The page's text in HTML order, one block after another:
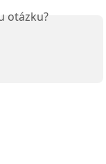
otázku?